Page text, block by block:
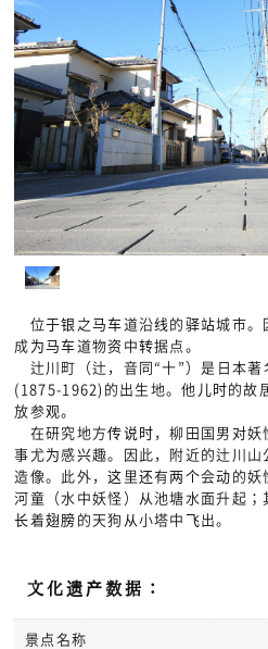
位于银之马车道沿线的驿站城市。
成为马车道物资中转据点。
辻川町（辻，音同“十”）是日本著
(1875-1962)的出生地。他儿时的故
放参观。
在研究地方传说时，柳田国男对妖
事尤为感兴趣。因此，附近的辻川
造像。此外，这里还有两个会动的
河童（水中妖怪）从池塘水面升起；
长着翅膀的天狗从小塔中飞出。
文化遗产数据：
景点名称